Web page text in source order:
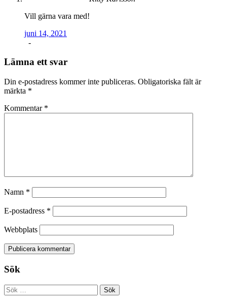
Vill gärna vara med!
juni 14, 2021
-
Lämna ett svar
Din e-postadress kommer inte publiceras. Obligatoriska fält är
märkta *
Kommentar *
Namn *
E-postadress *
Webbplats
Sök
Sök
efter: